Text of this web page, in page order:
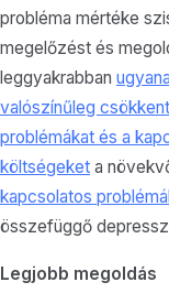
probléma mértéke
megelőzést és
leggyakrabban
valószínűleg
problémákat és a
költségeket a
kapcsolatos
összefüggő
Legjobb megoldás